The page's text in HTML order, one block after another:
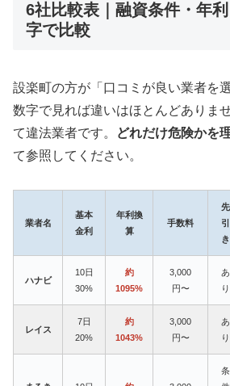
6社比較表｜融資条件・年
字で比較
設楽町の方が「口コミが良い業者を
数字で見れば違いはほとんどありま
て違法業者です。
どれだけ危険かを
て参照してください。
業者名
基本
金利
年利換
算
手数料
先
引
き
ハナビ
10日
30%
約
1095%
3,000
円〜
あ
り
レイス
7日
20%
約
1043%
3,000
円〜
あ
り
条